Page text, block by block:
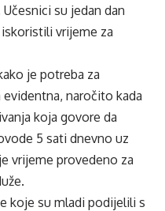
su jedan dan
vrijeme za
je potreba za
naročito kada
koja govore da
5 sati dnevno uz
vrijeme provedeno za
koje su mladi podijelili s